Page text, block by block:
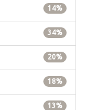
14%
34%
20%
18%
13%